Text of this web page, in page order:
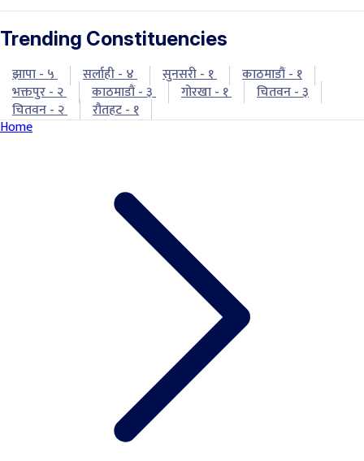
Trending Constituencies
झापा - ५ सर्लाही - ४ सुनसरी - १
काठमाडौं - १
भक्तपुर - २
काठमाडौं - ३ गोरखा - १
चितवन - ३
चितवन - २
रौतहट - १
Home